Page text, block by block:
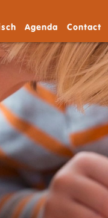
Agenda Contact